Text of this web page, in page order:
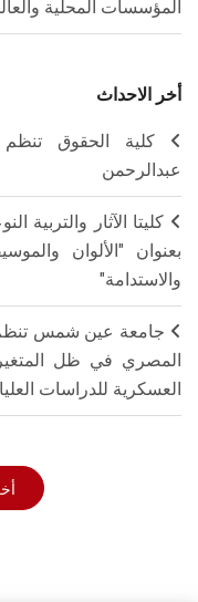
المؤسسات المحلية
أخر الاحداث
كلية الحقوق
عبدالرحمن
كليتا الآثار والتربية
بعنوان "الألوان
والاستدامة"
جامعة عين شمس تنظم
المصري في ظل
العسكرية للدراسات